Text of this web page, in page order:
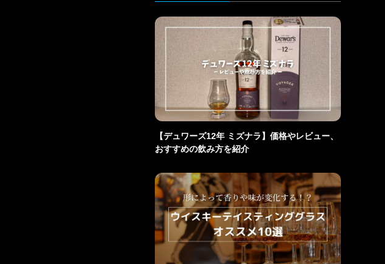
【デュワーズ12年 ミズナラ】価格やレビュー、
おすすめの飲み方を紹介